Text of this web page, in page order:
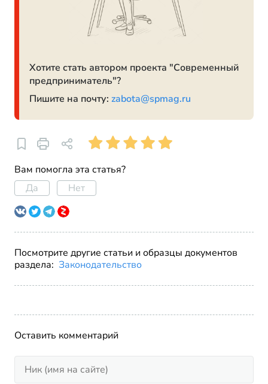
Хотите стать автором проекта "Современный
предприниматель"?
Пишите на почту: zabota@spmag.ru
Вам помогла эта статья?
Да
Нет
Посмотрите другие статьи и образцы документов
раздела: Законодательство
Оставить комментарий